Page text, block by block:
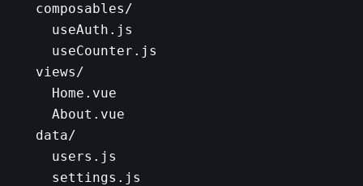
  composables/
    useAuth.js
    useCounter.js
  views/
    Home.vue
    About.vue
  data/
    users.js
    settings.js